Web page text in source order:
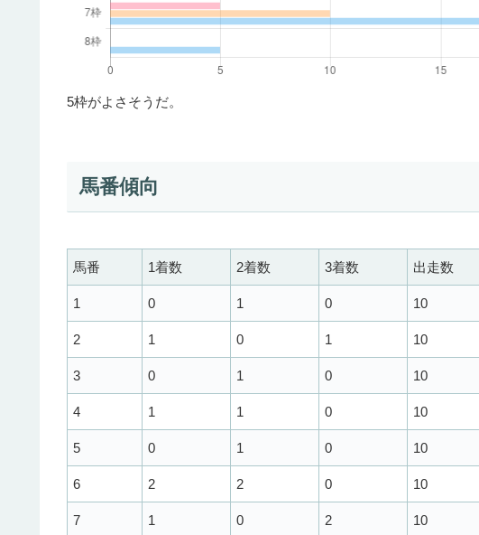
5枠がよさそうだ。
馬番傾向
馬番 1着数 2着数 3着数 出走数
1 0 1 0 10
2 1 0 1 10
3 0 1 0 10
4 1 1 0 10
5 0 1 0 10
6 2 2 0 10
7 1 0 2 10